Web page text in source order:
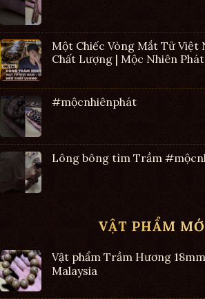
Một Chiếc Vòng Mắt Tử Việt
Chất Lượng | Mộc Nhiên Phát
#mộcnhiênphát
Lông bông tìm Trầm
VẬT PHẨM
Vật phẩm Trầm Hương
Malaysia